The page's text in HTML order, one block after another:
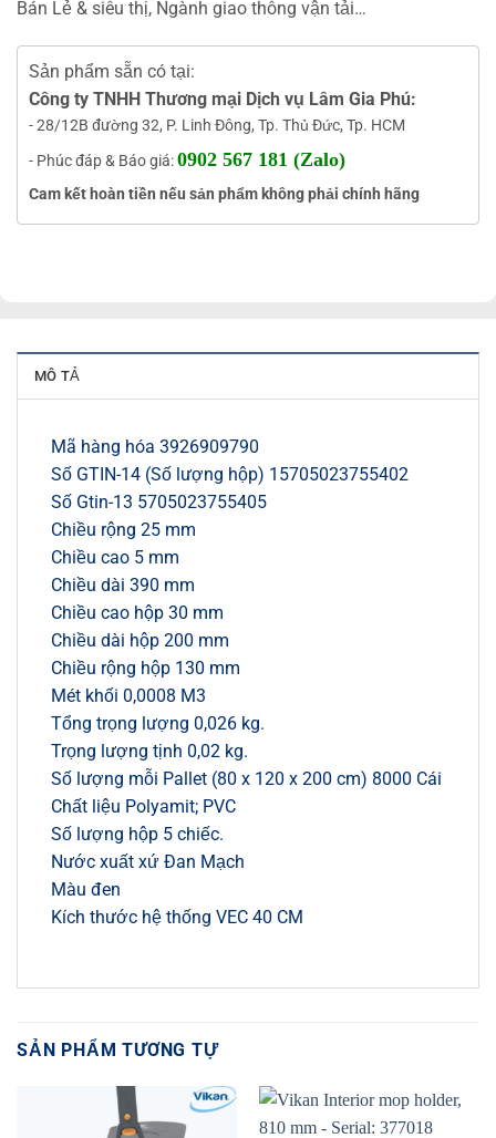
Bán Lẻ & siêu thị, Ngành giao thông vận tải…
Sản phẩm sẵn có tại:
Công ty TNHH Thương mại Dịch vụ Lâm Gia Phú:
- 28/12B đường 32, P. Linh Đông, Tp. Thủ Đức, Tp. HCM
- Phúc đáp & Báo giá:0902 567 181 (Zalo)
Cam kết hoàn tiền nếu sản phẩm không phải chính hãng
MÔ TẢ
Mã hàng hóa 3926909790
Số GTIN-14 (Số lượng hộp) 15705023755402
Số Gtin-13 5705023755405
Chiều rộng 25 mm
Chiều cao 5 mm
Chiều dài 390 mm
Chiều cao hộp 30 mm
Chiều dài hộp 200 mm
Chiều rộng hộp 130 mm
Mét khối 0,0008 M3
Tổng trọng lượng 0,026 kg.
Trọng lượng tịnh 0,02 kg.
Số lượng mỗi Pallet (80 x 120 x 200 cm) 8000 Cái
Chất liệu Polyamit; PVC
Số lượng hộp 5 chiếc.
Nước xuất xứ Đan Mạch
Màu đen
Kích thước hệ thống VEC 40 CM
SẢN PHẨM TƯƠNG TỰ